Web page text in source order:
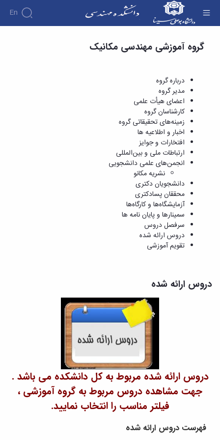
En
دانشکده
تاریخچه
ریاست
دانشکده
روسای
پیشین
افتخارات
آلبوم
عکس
اطلاعات
سازمان
دانشکده
معاونت
آموزشی
معاونت
پژوهشی
معاونت
تحصیلات
منتخب
هیات
کارشناسی
فرم
ها
و
آئین
نامه
ها
آیین‌نامه‌های
معاونت
آموزشی
تحصیلات
تکمیلی
فرم
ها
و
آئین
نامه
پایان
نامه
پژوهش
هفته
پژوهش
کارگاه ها
آزمایشگاه
گروه
برق
گروه
عمران
گروه
مکانیک
گروه
مواد
گروه
صنایع
گروه
پژوهش
های
Stress
Analysis
دفتر
صنعت
کارآموزی
اساتید
دانشکده
اساتید
بازنشسته
کارکنان
دانشکده
مهندسی
آموزشی
مهندسی
برق
مهندسی
مهندسی
عمران
مهندسی
صنایع
مهندسی
مکانیک
مهندسی
دروس ارائه شده - دانشکده فنی و مهندسی
گروه آموزشی مهندسی مکانیک
درباره گروه
مدیر گروه
اعضای هیأت علمی
کارشناسان گروه
زمینه‌های تحقیقاتی گروه
اخبار و اطلاعیه ها
افتخارات و جوایز
ارتباطات ملی و بین‌المللی
انجمن‌های علمی دانشجویی
نشریه مکانو
دانشجویان دکتری
محققان پسادکتری
آزمایشگاه‌ها و کارگاه‌ها
سمینارها و پایان نامه ها
سرفصل دروس
دروس ارائه شده
تقویم آموزشی
دروس ارائه شده
دروس ارائه شده مربوط به کل دانشکده می باشد .
جهت مشاهده دروس مربوط به گروه آموزشی ،
فیلتر مناسب را انتخاب نمایید.
فهرست دروس ارائه شده